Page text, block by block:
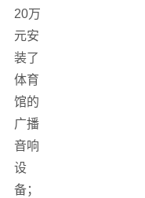
20万
元安
装了
体育
馆的
广播
音响
设
备；